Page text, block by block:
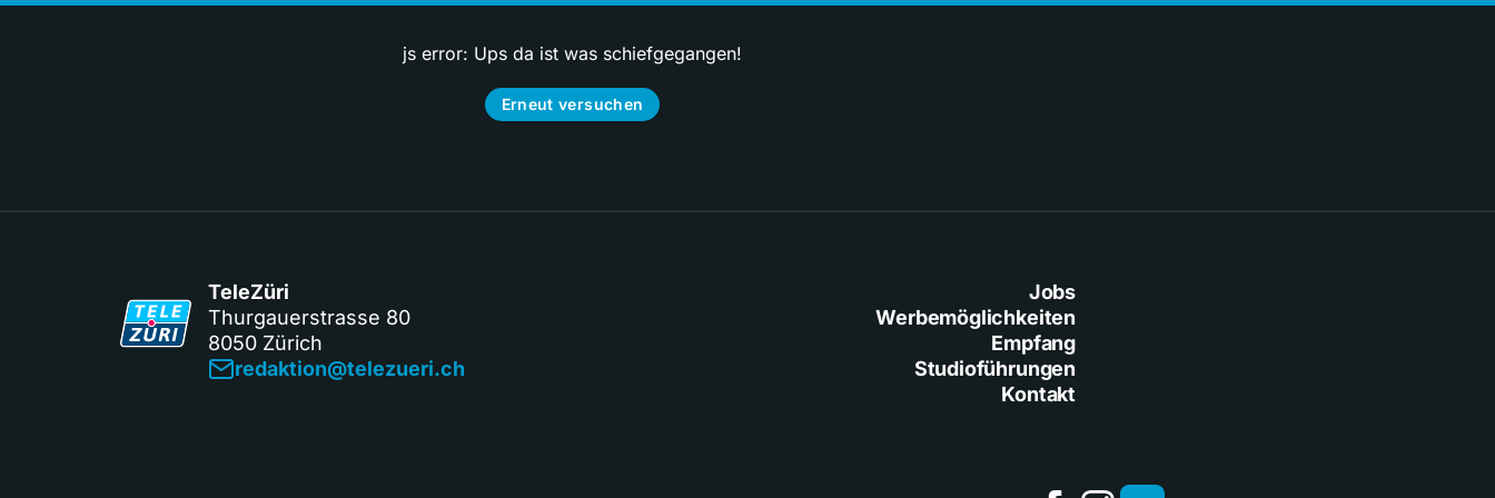
js error: Ups da ist was schiefgegangen!
Erneut versuchen
TeleZüri
Thurgauerstrasse 80
8050 Zürich
redaktion@telezueri.ch
Jobs
Werbemöglichkeiten
Empfang
Studioführungen
Kontakt